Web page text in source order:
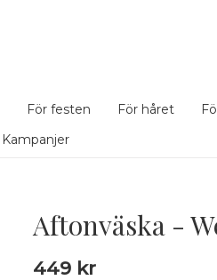
För festen För håret
Kampanjer
Aftonväska -
449 kr